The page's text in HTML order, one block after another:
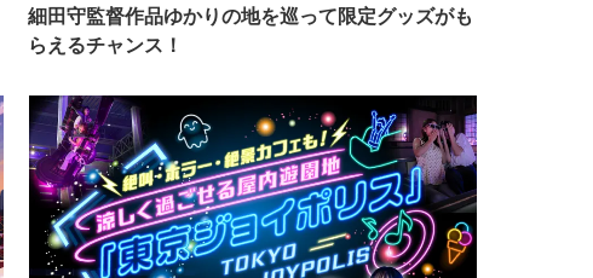
細田守監督作品ゆかりの地を巡って限定グッズがも
らえるチャンス！